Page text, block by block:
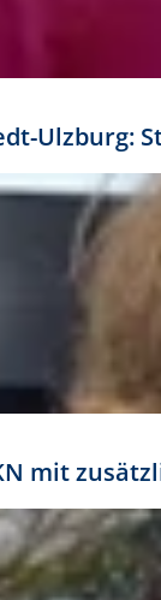
Ulzburg:
mit